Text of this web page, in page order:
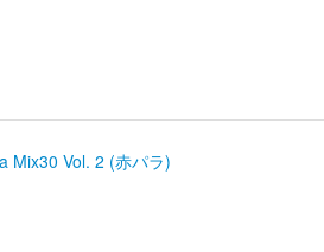
Mix30 Vol. 2 (赤パラ)